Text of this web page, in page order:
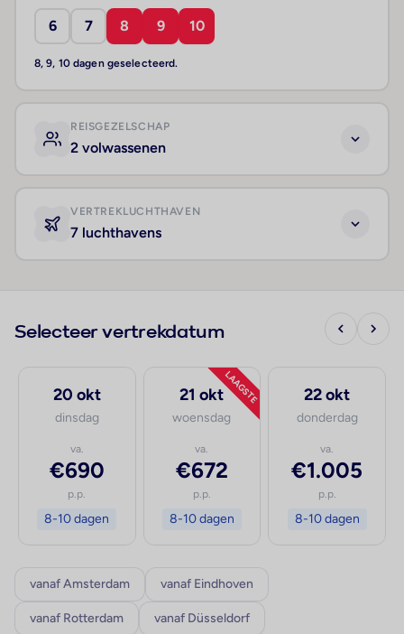
6 7 8 9 10
8, 9, 10 dagen geselecteerd.
REISGEZELSCHAP
2 volwassenen
VERTREKLUCHTHAVEN
7 luchthavens
Selecteer vertrekdatum
20 okt
dinsdag
va.
€690
p.p.
8-10 dagen
LAAGSTE
21 okt
woensdag
va.
€672
p.p.
8-10 dagen
22 okt
donderdag
va.
€1.005
p.p.
8-10 dagen
vanaf Amsterdam vanaf Eindhoven
vanaf Rotterdam vanaf Düsseldorf